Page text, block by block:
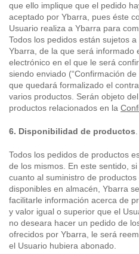
que ello implique que el pedido
aceptado por Ybarra, pues éste
Usuario realiza a Ybarra para
Todos los pedidos están sujetos
Ybarra, de la que será informado
electrónico en el que le será
siendo enviado (“Confirmación
que quedará formalizado el
varios productos. Serán objeto
productos relacionados en la
6. Disponibilidad de productos.
Todos los pedidos de productos
de los mismos. En este sentido,
cuanto al suministro de
disponibles en almacén, Ybarra
facilitarle información acerca de
y valor igual o superior que el
no deseara hacer un pedido de
ofrecidos por Ybarra, le será
el Usuario hubiera abonado.